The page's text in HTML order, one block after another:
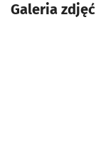
Galeria zdjęć